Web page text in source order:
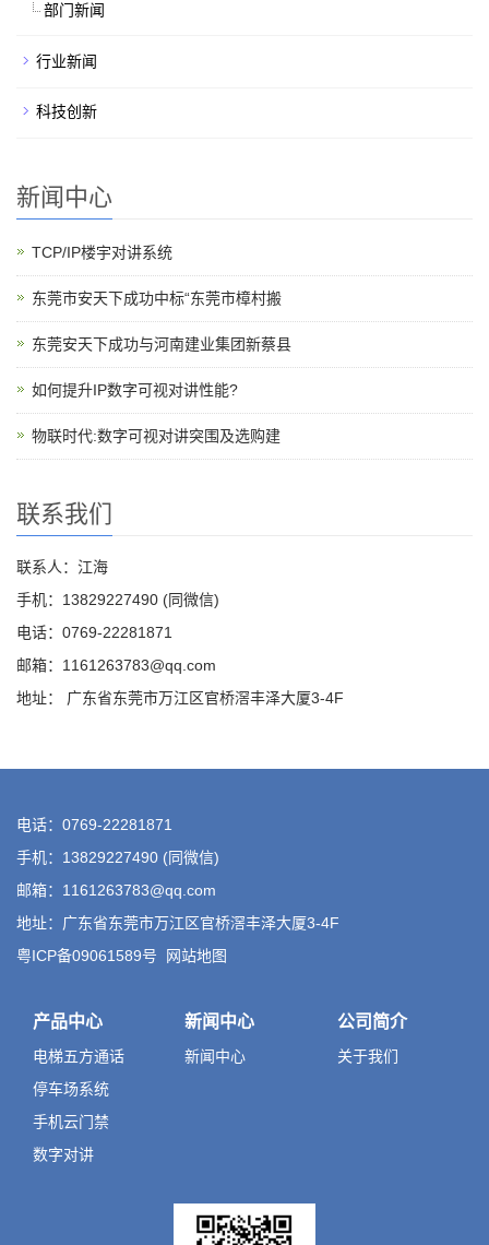
部门新闻
行业新闻
科技创新
新闻中心
TCP/IP楼宇对讲系统
东莞市安天下成功中标“东莞市樟村搬
东莞安天下成功与河南建业集团新蔡县
如何提升IP数字可视对讲性能?
物联时代:数字可视对讲突围及选购建
联系我们
联系人：江海
手机：13829227490 (同微信)
电话：0769-22281871
邮箱：1161263783@qq.com
地址： 广东省东莞市万江区官桥滘丰泽大厦3-4F
电话：0769-22281871
手机：13829227490 (同微信)
邮箱：1161263783@qq.com
地址：广东省东莞市万江区官桥滘丰泽大厦3-4F
粤ICP备09061589号
网站地图
产品中心
电梯五方通话
停车场系统
手机云门禁
数字对讲
新闻中心
新闻中心
公司简介
关于我们